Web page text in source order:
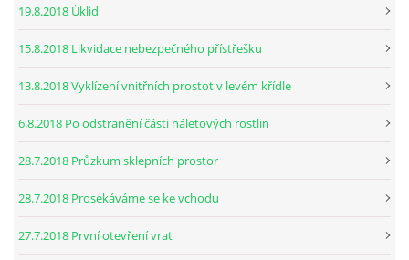
19.8.2018 Úklid
15.8.2018 Likvidace nebezpečného přístřešku
13.8.2018 Vyklízení vnitřních prostot v levém křídle
6.8.2018 Po odstranění části náletových rostlin
28.7.2018 Průzkum sklepních prostor
28.7.2018 Prosekáváme se ke vchodu
27.7.2018 První otevření vrat